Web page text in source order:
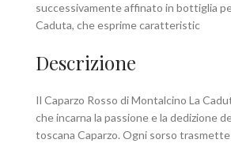
successivamente affinato in bottiglia
Caduta, che esprime caratteristic
Descrizione
Il Caparzo Rosso di Montalcino La
che incarna la passione e la dedizione
toscana Caparzo. Ogni sorso trasmette